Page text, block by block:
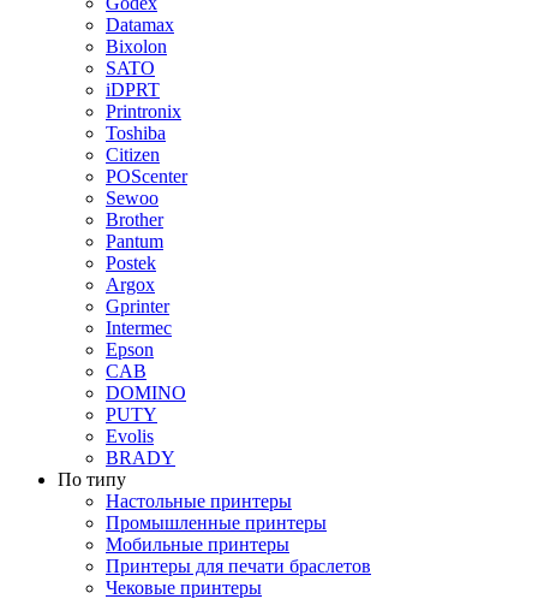
Datamax
Bixolon
SATO
iDPRT
Printronix
Toshiba
Citizen
POScenter
Sewoo
Brother
Pantum
Postek
Argox
Gprinter
Intermec
Epson
CAB
DOMINO
PUTY
Evolis
BRADY
По типу
Настольные принтеры
Промышленные принтеры
Мобильные принтеры
Принтеры для печати браслетов
Чековые принтеры